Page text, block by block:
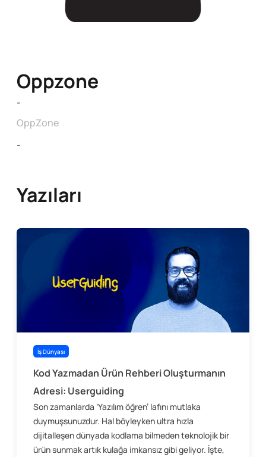
Oppzone
-
OppZone
-
Yazıları
İş Dünyası
Kod Yazmadan Ürün Rehberi Oluşturmanın
Adresi: Userguiding
Son zamanlarda ‘Yazılım öğren’ lafını mutlaka
duymuşsunuzdur. Hal böyleyken ultra hızla
dijitalleşen dünyada kodlama bilmeden teknolojik bir
ürün sunmak artık kulağa imkansız gibi geliyor. İşte,